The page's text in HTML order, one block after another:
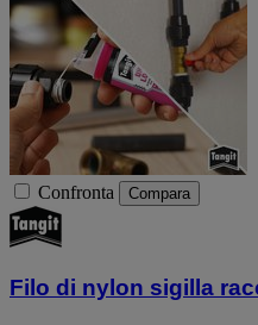
Confronta Compara
Filo di nylon sigilla